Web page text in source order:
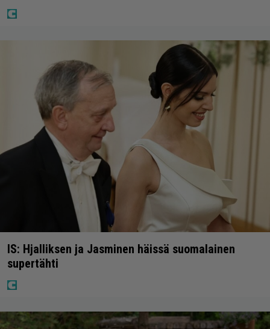
IS: Hjalliksen ja Jasminen häissä suomalainen
supertähti